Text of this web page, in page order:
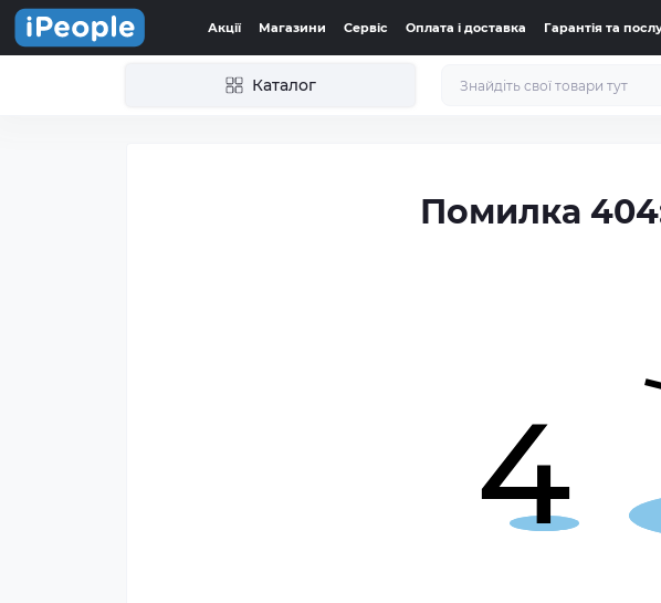
Акції Магазини Сервіс Оплата і доставка Гарантія та
Каталог
Помилка